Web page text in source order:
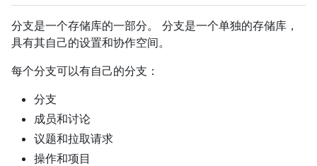
分支是一个存储库的一部分。 分支是一个单独的存储库，
具有其自己的设置和协作空间。
每个分支可以有自己的分支：
分支
成员和讨论
议题和拉取请求
操作和项目